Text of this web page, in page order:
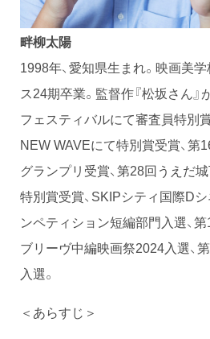
畔柳太陽
1998年、愛知県生まれ。映画美
ス24期卒業。監督作『松坂さん
フェスティバルにて審査員特別
NEW WAVEにて特別賞受賞、第
グランプリ受賞、第28回うえだ
特別賞受賞、SKIPシティ国際D
ンペティション短編部門入選、
ブリーヴ中編映画祭2024入選、
入選。
＜あらすじ＞